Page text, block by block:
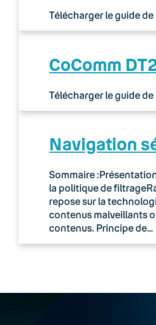
Télécharger le guide
CoComm
Télécharger le guide
Navigation
Sommaire
la politique de
repose sur la
contenus malveillants
contenus. Principe de…